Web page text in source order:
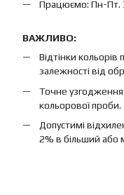
Працюємо: Пн-Пт.
ВАЖЛИВО:
Відтінки
залежності від
Точне
кольорової проби.
Допустимі
2% в більший або